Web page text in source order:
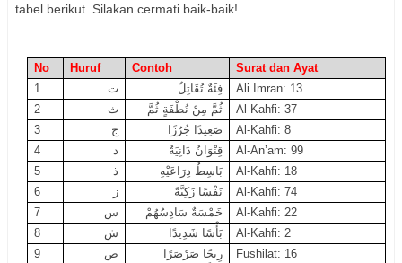
tabel berikut. Silakan cermati baik-baik!
No Huruf Contoh
Surat dan Ayat
1
ت فِئَةٌ تُقَاتِلُ
Ali Imran: 13
2
ث ثُمَّ مِنْ نُطْفَةٍ ثُمَّ
Al-Kahfi: 37
3
ج صَعِيدًا جُرُزًا
Al-Kahfi: 8
4
د قِنْوَانٌ دَانِيَةٌ
Al-An’am: 99
5
ذ بَاسِطٌ ذِرَاعَيْهِ
Al-Kahfi: 18
6
ز نَفْسًا زَكِيَّةً
Al-Kahfi: 74
7
س خَمْسَةٌ سَادِسُهُمْ
Al-Kahfi: 22
8
ش بَأْسًا شَدِيدًا
Al-Kahfi: 2
9
ص رِيحًا صَرْصَرًا
Fushilat: 16